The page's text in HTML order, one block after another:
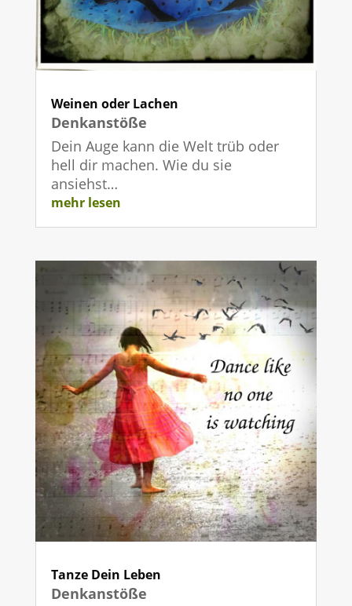
Weinen oder Lachen
Denkanstöße
Dein Auge kann die Welt trüb oder
hell dir machen. Wie du sie
ansiehst…
mehr lesen
Tanze Dein Leben
Denkanstöße